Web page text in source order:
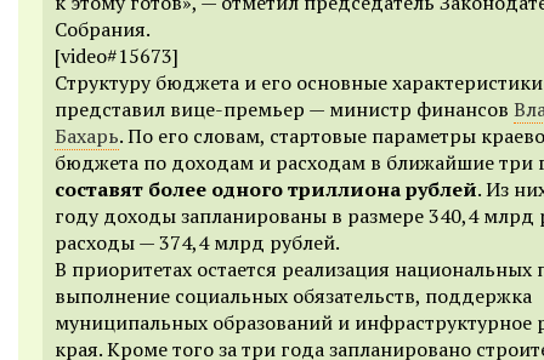
Собрания.
[video#15673]
Структуру бюджета и его основные характеристики
представил вице-премьер — министр финансов
Бахарь. По его словам, стартовые параметры
бюджета по доходам и расходам в ближайшие три
составят более одного триллиона рублей. Из
году доходы запланированы в размере 340,4 млрд
расходы — 374,4 млрд рублей.
В приоритетах остается реализация национальных
выполнение социальных обязательств, поддержка
муниципальных образований и инфраструктурное
края. Кроме того за три года запланировано